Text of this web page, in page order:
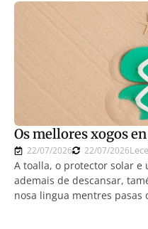
Os mellores xogos
22/07/2026 22/07/2026
A toalla, o protector solar e
ademais de descansar,
nosa lingua mentres pasas